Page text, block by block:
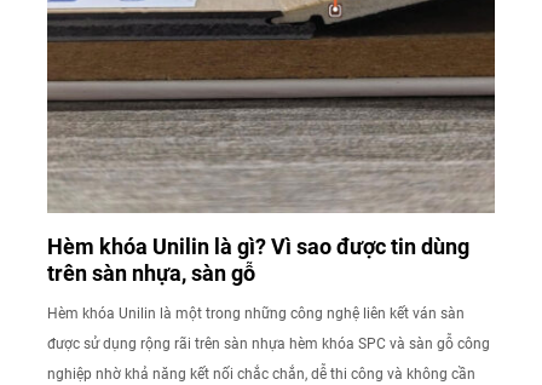
Hèm khóa Unilin là gì? Vì sao được tin dùng
trên sàn nhựa, sàn gỗ
Hèm khóa Unilin là một trong những công nghệ liên kết ván sàn
được sử dụng rộng rãi trên sàn nhựa hèm khóa SPC và sàn gỗ công
nghiệp nhờ khả năng kết nối chắc chắn, dễ thi công và không cần